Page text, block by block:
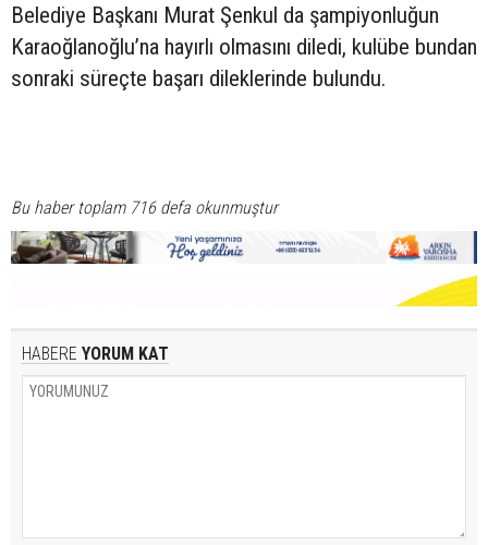
Belediye Başkanı Murat Şenkul da şampiyonluğun
Karaoğlanoğlu’na hayırlı olmasını diledi, kulübe bundan
sonraki süreçte başarı dileklerinde bulundu.
Bu haber toplam 716 defa okunmuştur
HABERE YORUM KAT